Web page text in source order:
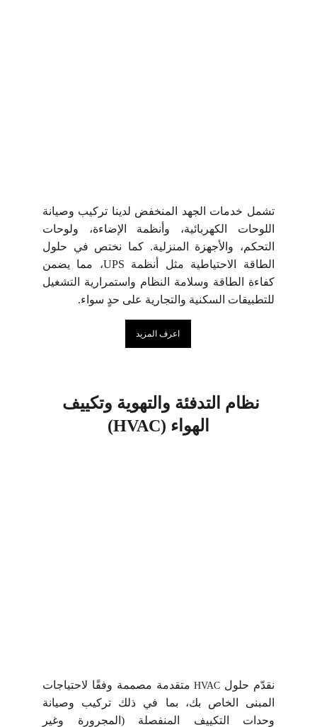
تشمل خدمات الجهد المنخفض لدينا تركيب وصيانة
اللوحات الكهربائية، وأنظمة الإضاءة، ولوحات
التحكم، والأجهزة المنزلية. كما نختص في حلول
الطاقة الاحتياطية مثل أنظمة UPS، مما يضمن
كفاءة الطاقة وسلامة النظام واستمرارية التشغيل
للتطبيقات السكنية والتجارية على حدٍ سواء.
اعرف المزيد
نقدّم حلول HVAC متقدمة مصممة وفقًا لاحتياجات
المبنى الخاص بك، بما في ذلك تركيب وصيانة
وحدات التكييف المنفصلة (المجرورة وغير
نظام التدفئة والتهوية وتكييف
الهواء (HVAC)